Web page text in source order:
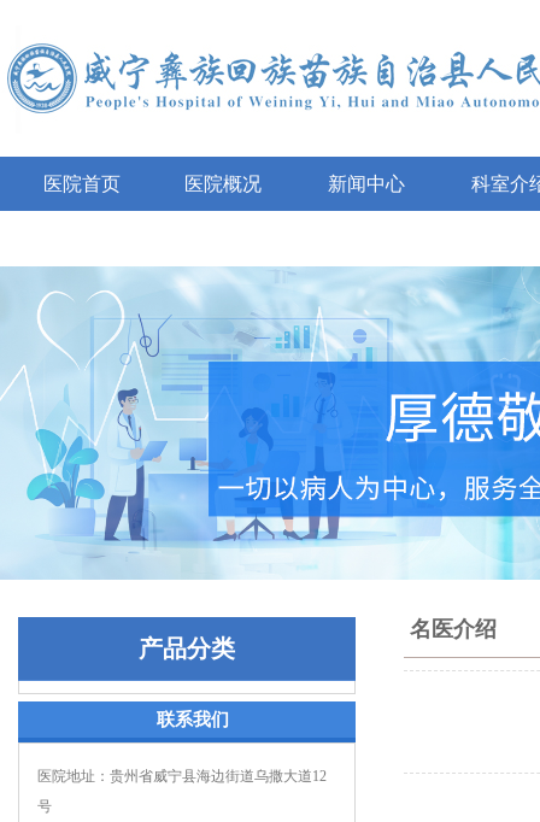
医院首页 医院概况 新闻中心 科室介
名医介绍
产品分类
联系我们
医院地址：贵州省威宁县海边街道乌撒大道12
号